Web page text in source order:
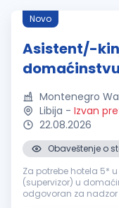
Novo
Asistent/-
domaćinstvu
Montenegro
Libija - Izvan
22.08.2026
Obaveštenje o
Za potrebe hotela 5*
(supervizor) u
odgovoran za